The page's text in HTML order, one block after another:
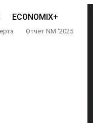
ECONOMIX+
Отчет NM ‘2025